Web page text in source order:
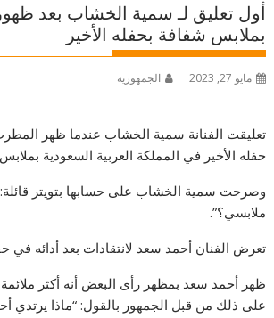
أول تعليق لـ سمية الخشاب بعد
بملابس شفافة بحفله الأخير
مايو 27, 2023 الجمهورية
تعليقت الفنانة سمية الخشاب عندما ظهر
حفله الأخير في المملكة العربية السعودية
وصرحت سمية الخشاب على حسابها بتويتر
ملابسي؟”.
تعرض الفنان أحمد سعد لانتقادات بعد أدائه في
ظهر أحمد سعد بمظهر رأى البعض أنه أكثر ملائمة
على ذلك من قبل الجمهور بالقول: “ماذا يرتدي